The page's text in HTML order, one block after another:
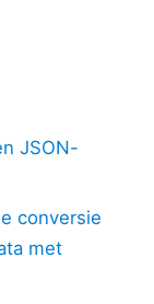
JSON-
conversie
met